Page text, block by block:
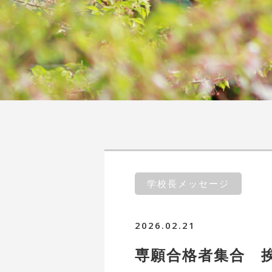
学校長メッセージ
2026.02.21
専願合格者集合